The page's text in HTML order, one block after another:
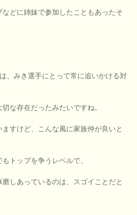
どに姉妹で参加したこともあったそ
、みき選手にとって常に追いかける対
な存在だったみたいですね。
すけど、こんな風に家族仲が良いと
トップを争うレベルで、
しあっているのは、スゴイことだと